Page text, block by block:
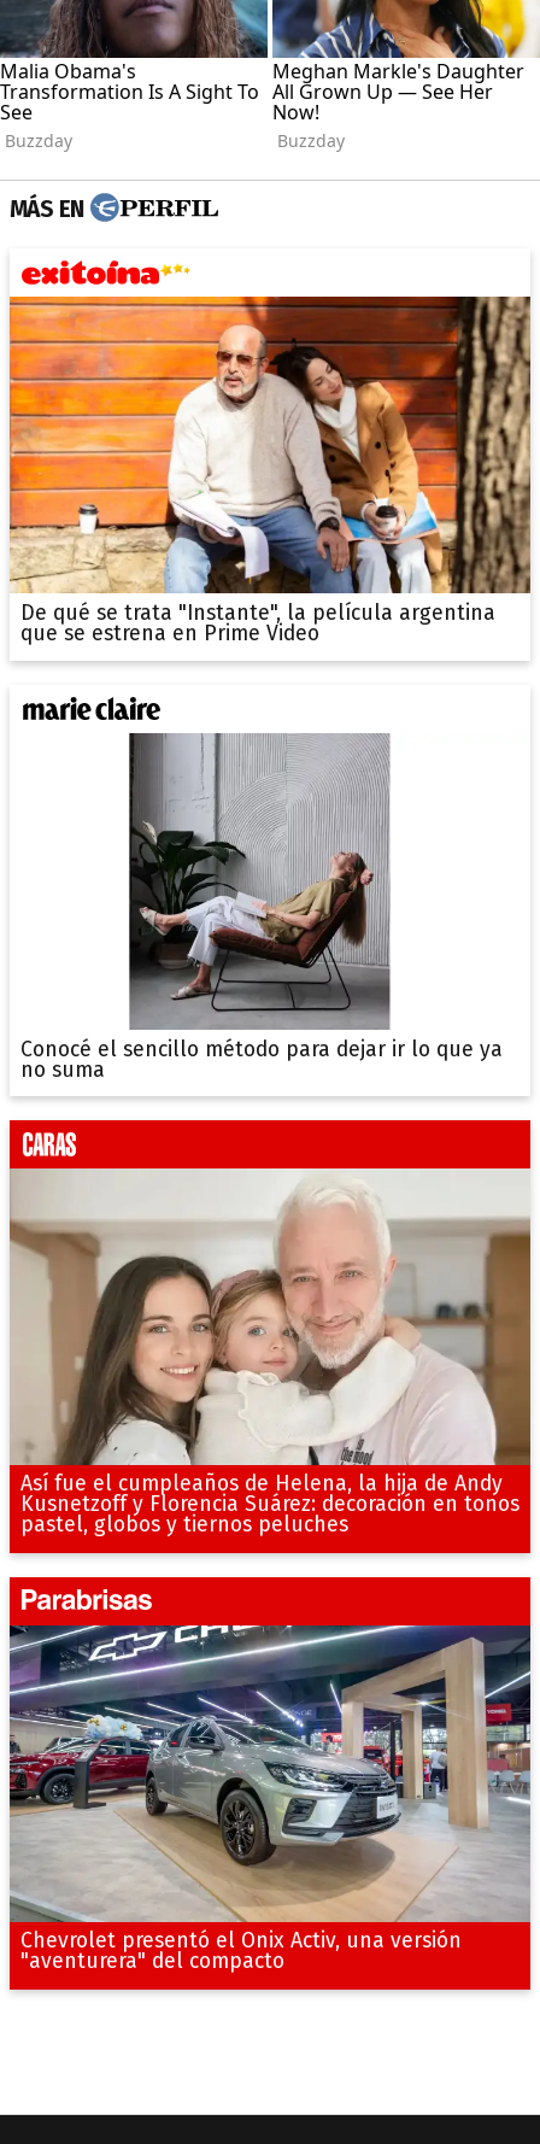
MÁS EN
De qué se trata "Instante", la película argentina
que se estrena en Prime Video
Conocé el sencillo método para dejar ir lo que ya
no suma
Así fue el cumpleaños de Helena, la hija de Andy
Kusnetzoff y Florencia Suárez: decoración en tonos
pastel, globos y tiernos peluches
Chevrolet presentó el Onix Activ, una versión
"aventurera" del compacto